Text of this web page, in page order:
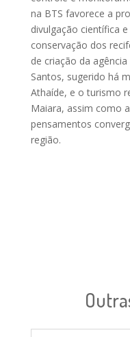
na BTS favorece a
divulgação científica
conservação dos
de criação da
Santos, sugerido há
Athaíde, e o turismo
Maiara, assim como
pensamentos
região.